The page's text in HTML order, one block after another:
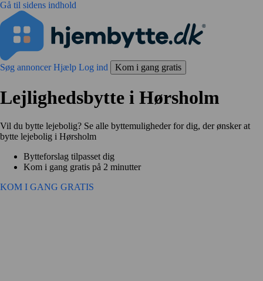
Gå til sidens indhold
Søg annoncerHjælp Log ind Kom i gang gratis
Lejlighedsbytte i Hørsholm
Vil du bytte lejebolig? Se alle byttemuligheder for dig, der ønsker at
bytte lejebolig i Hørsholm
Bytteforslag tilpasset dig
Kom i gang gratis på 2 minutter
KOM I GANG GRATIS